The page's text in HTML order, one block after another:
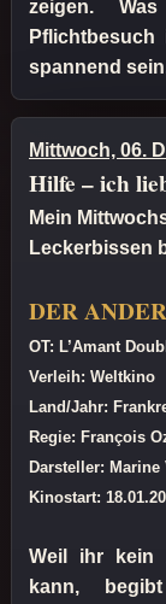
zeigen.
spannend
Mittwoch, 06.
Hilfe – ich
Mein
Leckerbissen
DER
OT: L’Amant
Verleih: Weltkino
Land/Jahr:
Regie: François
Darsteller:
Kinostart:
Weil ihr kein
kann,